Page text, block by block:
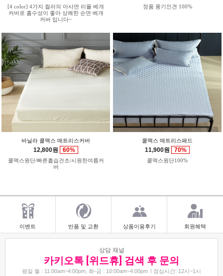
[4 color] 4가지 컬러의 아사면 리플 베개
커버로 흡수성이 좋아 상쾌한 순면 베개
커버 입니다~
정품 풍기인견 100%
바닐라 쿨맥스 매트리스커버
12,800원 60%
쿨맥스원단/빠른흡습건조/시원한여름커
버
쿨맥스 매트리스패드
11,900원 70%
쿨맥스원단100%
이벤트 반품 및 교환 상품이용후기 회원혜택
상담 채널
카키오톡 [위드휴] 검색 후 문의
평일 월 : 11:00am~4:00pm, 화-금 : 10:00am~4:00pm 점심시간: 12시~1시